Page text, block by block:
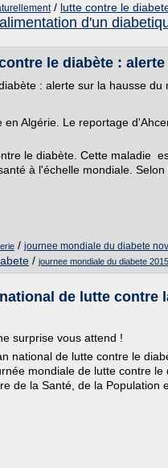
/ lutte contre le
alimentation d'un
le diabète : alerte
: alerte sur la hausse du
Algérie. Le reportage
le diabète. Cette maladie
à l'échelle mondiale. Selon
/ journee mondiale du diabete
/ journee mondiale du diabete 2015
de lutte contre
surprise vous attend !
national de lutte contre le
mondiale de lutte contre
de la Santé, de la Population